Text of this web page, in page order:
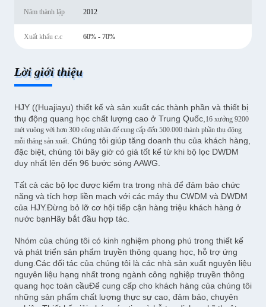
Năm thành lập 2012
Xuất khẩu c.c 60% - 70%
Lời giới thiệu
HJY ((Huajiayu) thiết kế và sản xuất các thành phần và thiết bị
thụ động quang học chất lượng cao ở Trung Quốc, 16 xưởng 9200
mét vuông với hơn 300 công nhân để cung cấp đến 500.000 thành phần thụ động
mỗi tháng sản xuất . Chúng tôi giúp tăng doanh thu của khách hàng,
đặc biệt, chúng tôi bây giờ có giá tốt kể từ khi bộ lọc DWDM
duy nhất lên đến 96 bước sóng AAWG.
Tất cả các bộ lọc được kiểm tra trong nhà để đảm bảo chức
năng và tích hợp liền mạch với các máy thu CWDM và DWDM
của HJY.Đừng bỏ lỡ cơ hội tiếp cận hàng triệu khách hàng ở
nước bạnHãy bắt đầu hợp tác.
Nhóm của chúng tôi có kinh nghiệm phong phú trong thiết kế
và phát triển sản phẩm truyền thông quang học, hỗ trợ ứng
dụng.Các đối tác của chúng tôi là các nhà sản xuất nguyên liệu
nguyên liệu hạng nhất trong ngành công nghiệp truyền thông
quang học toàn cầuĐể cung cấp cho khách hàng của chúng tôi
những sản phẩm chất lượng thực sự cao, đảm bảo, chuyên